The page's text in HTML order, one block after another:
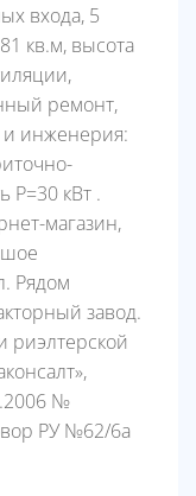
входа, 5
кв.м, высота
ремонт,
и инженерия:
Р=30 кВт .
магазин,
Рядом
завод.
риэлтерской
№
РУ №62/6а